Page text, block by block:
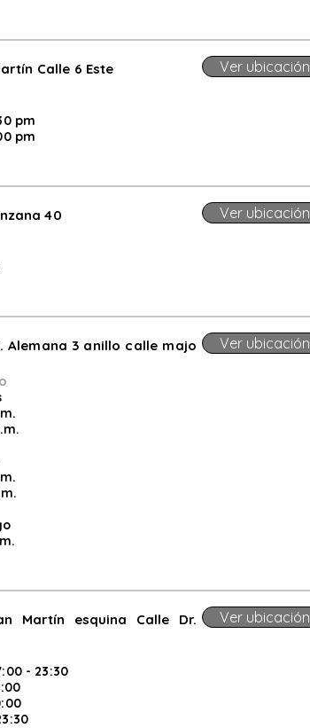
Calle 6 Este Ver ubicación
pm
pm
40 Ver ubicación
Alemana 3 anillo calle majo
Ver ubicación
Martín esquina Calle Dr.
Ver ubicación
- 23:30